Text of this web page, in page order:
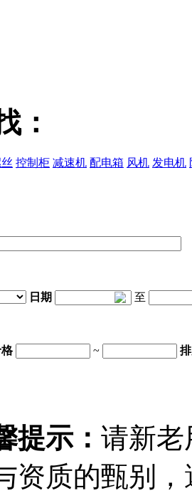
：
控制柜 减速机 配电箱 风机 发电机
日期 至
~
提示： 请新老
资质的甄别